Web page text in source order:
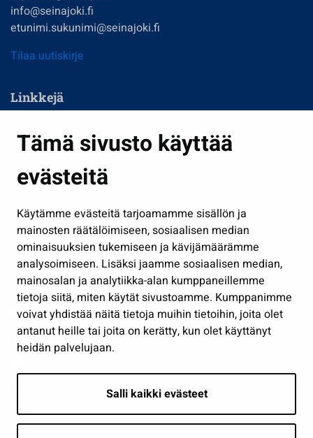
Tämä sivusto käyttää
evästeitä
Käytämme evästeitä tarjoamamme sisällön ja
mainosten räätälöimiseen, sosiaalisen median
ominaisuuksien tukemiseen ja kävijämäärämme
analysoimiseen. Lisäksi jaamme sosiaalisen median,
mainosalan ja analytiikka-alan kumppaneillemme
tietoja siitä, miten käytät sivustoamme. Kumppanimme
voivat yhdistää näitä tietoja muihin tietoihin, joita olet
antanut heille tai joita on kerätty, kun olet käyttänyt
heidän palvelujaan.
Salli kaikki evästeet
info@seinajoki.fi
etunimi.sukunimi@seinajoki.fi
Tilaa uutiskirje
Linkkejä
Kasvatus ja opetus
Kulttuuri ja liikunta
Työ ja yrittäminen
Osallistu ja asioi
Näytä omat evästeasetukseni
Seuraa meitä